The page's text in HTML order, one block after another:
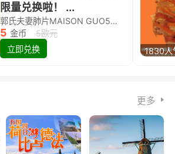
限量兑换啦！ ...
郭氏夫妻肺片MAISON GUO5欧代金券限量兑换啦！
5 金币
5欧元
立即兑换
1830人
更多